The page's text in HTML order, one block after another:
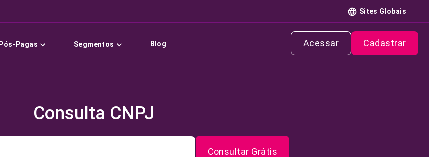
Sites Globais
Pagas Segmentos Blog Acessar Cadastrar
Consulta CNPJ
Consultar Grátis